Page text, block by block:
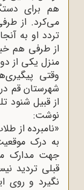
هم برای
می‌کرد. از
تردد او به
از طرفی هم
منزل یکی از
وقتی
شهرستان قم
از قبیل شنود
نوشت:
»نامبرده از
به درک
جهت مدارک
قبلی تردید
نگیرد و روی